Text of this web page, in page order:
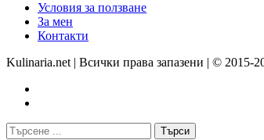
Условия за ползване
За мен
Контакти
Kulinaria.net | Всички права запазени | © 2015-